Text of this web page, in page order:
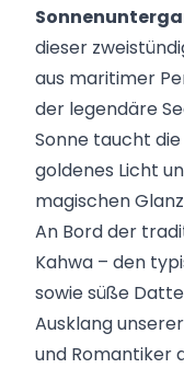
dieser
aus maritimer
der legendäre
Sonne taucht
goldenes Licht
magischen
An Bord der
Kahwa – den
sowie süße
Ausklang
und Romantiker